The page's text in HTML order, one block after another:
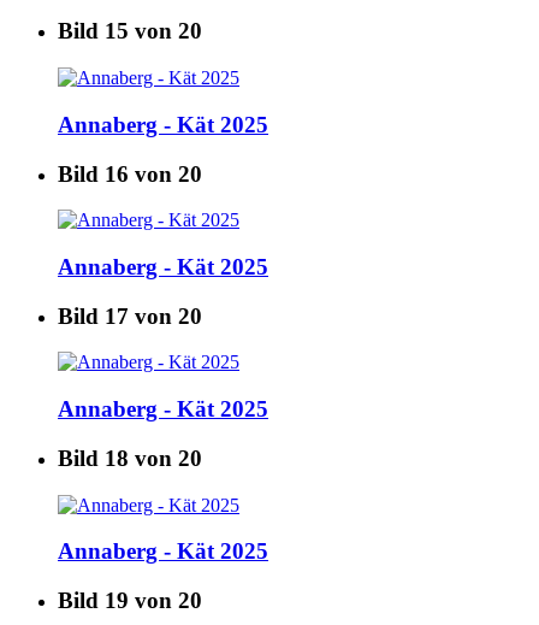
Bild 15 von 20
Annaberg - Kät 2025
Bild 16 von 20
Annaberg - Kät 2025
Bild 17 von 20
Annaberg - Kät 2025
Bild 18 von 20
Annaberg - Kät 2025
Bild 19 von 20